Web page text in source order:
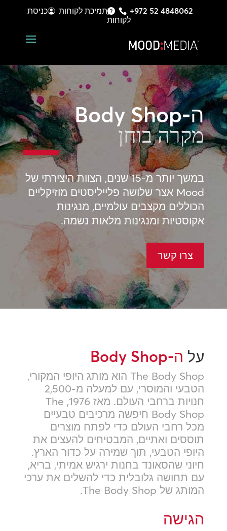
+972 52 4848062 תמיכת לקוחות
כניסת
לקוחות
ה-Body Shop
מקרה בוחן
במשך יותר מ-15 שנים, הצוות היצירתי של
Mood אצר שלושה פלייליסטים מוזיקליים
הכוללים מקצבים עולמיים, מנגינות
אקוסטיות ומנגינות מלאות נשמה.
צרו קשר
על ה-Body Shop
The Body Shop הוא מותג היופי המקורי,
הטבעי והמוסרי, עם למעלה מ-2,500
חנויות ברחבי העולם. מאז 1976, The
Body Shop חיפשה מרכיבים טבעיים
מכל רחבי העולם כדי לפתח מוצרים
תוססים ואתיים, המבטיחים להעצים את
היופי הטבעי, תוך שמירה על כדור הארץ.
חיוני שהסאונד בחנות ירגיש אמיתי, בריא,
עם תחושה גלובלית כדי להשלים את ערכי
המותג של The Body Shop.
הגישה